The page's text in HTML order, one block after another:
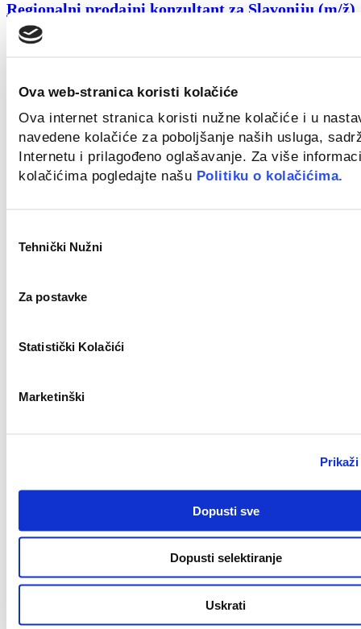
Ova web-stranica koristi kolačiće
Ova internet stranica koristi nužne kolačiće i u
navedene kolačiće za poboljšanje naših usluga,
Internetu i prilagođeno oglašavanje. Za više
kolačićima pogledajte našu Politiku o kolačićima.
pristanka
Tehnički Nužni
Za postavke
Statistički Kolačići
Marketinški
Dopusti sve
Dopusti selektiranje
Uskrati
Regionalni prodajni konzultant za Slavoniju (m/ž)
Novo
Remote
Monter centralnog grijanja (m/ž)
Novo
Croatia